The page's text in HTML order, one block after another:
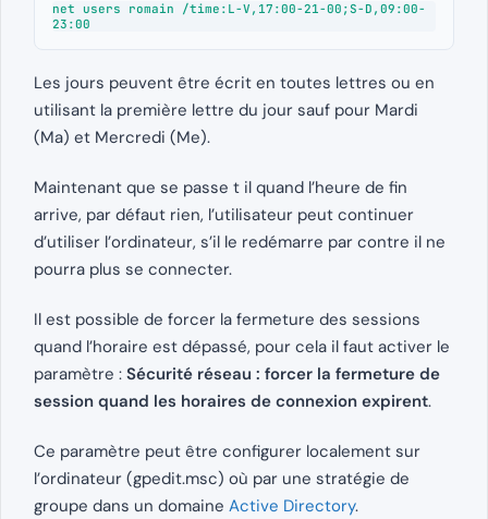
net users romain /time:L-V,17:00-21-00;S-D,09:00-
23:00
Les jours peuvent être écrit en toutes lettres ou en
utilisant la première lettre du jour sauf pour Mardi
(Ma) et Mercredi (Me).
Maintenant que se passe t il quand l’heure de fin
arrive, par défaut rien, l’utilisateur peut continuer
d’utiliser l’ordinateur, s’il le redémarre par contre il ne
pourra plus se connecter.
Il est possible de forcer la fermeture des sessions
quand l’horaire est dépassé, pour cela il faut activer le
paramètre : Sécurité réseau : forcer la fermeture de
session quand les horaires de connexion expirent.
Ce paramètre peut être configurer localement sur
l’ordinateur (gpedit.msc) où par une stratégie de
groupe dans un domaine Active Directory.